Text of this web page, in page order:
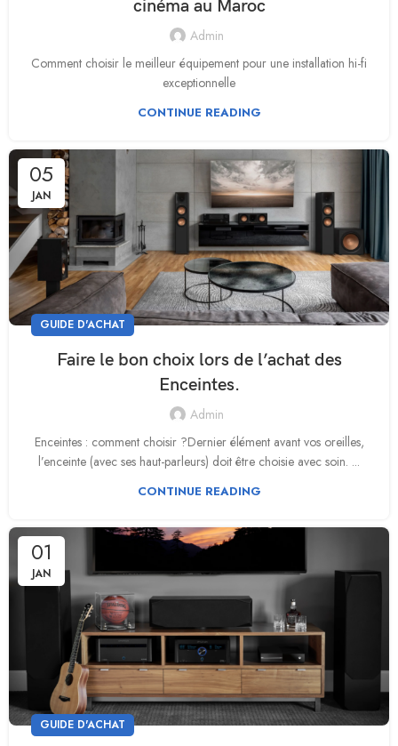
cinéma au Maroc
Admin
Comment choisir le meilleur équipement pour une installation hi-fi
exceptionnelle
CONTINUE READING
05
JAN
GUIDE D'ACHAT
Faire le bon choix lors de l’achat des
Enceintes.
Admin
Enceintes : comment choisir ?Dernier élément avant vos oreilles,
l’enceinte (avec ses haut-parleurs) doit être choisie avec soin. ...
CONTINUE READING
01
JAN
GUIDE D'ACHAT